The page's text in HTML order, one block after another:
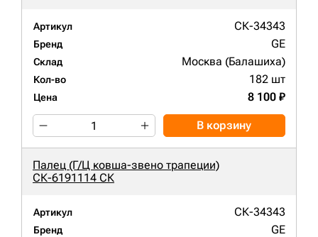
Артикул СК-34343
Бренд GE
Склад Москва (Балашиха)
Кол-во 182 шт
Цена 8 100 ₽
В корзину
Палец (Г/Ц ковша-звено трапеции)
СК-6191114 СК
Артикул СК-34343
Бренд GE